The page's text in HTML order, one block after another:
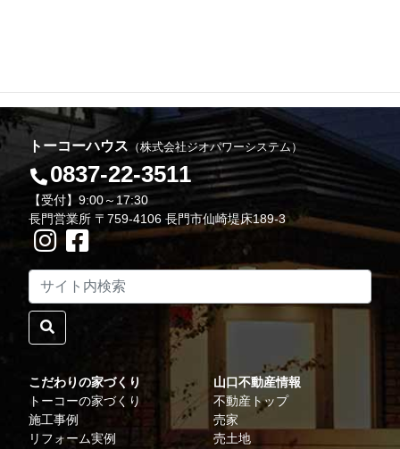
トーコーハウス （株式会社ジオパワーシステム）
0837-22-3511
【受付】9:00～17:30
長門営業所 〒759-4106 長門市仙崎堤床189-3
こだわりの家づくり
トーコーの家づくり
施工事例
リフォーム実例
山口不動産情報
不動産トップ
売家
売土地